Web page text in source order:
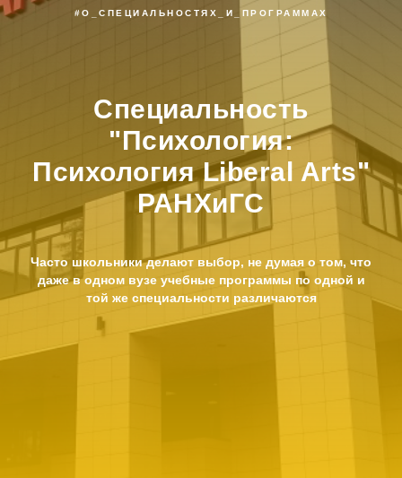
#О_СПЕЦИАЛЬНОСТЯХ_И_ПРОГРАММАХ
Специальность
"Психология:
Психология Liberal Arts"
РАНХиГС
Часто школьники делают выбор, не думая о том, что
даже в одном вузе учебные программы по одной и
той же специальности различаются